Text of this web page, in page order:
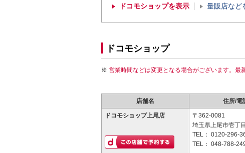
ドコモショップを表示 量販店など
ドコモショップ
営業時間などは変更となる場合がございます。最
店舗名 住所/電
ドコモショップ上尾店
〒362-0081
埼玉県上尾市壱丁
TEL： 0120-296-
TEL： 048-788-